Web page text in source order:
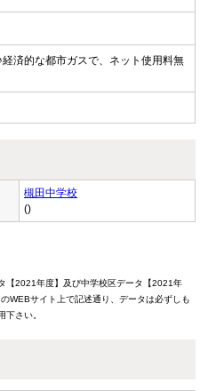
済的な都市ガスで、ネット使用料無
槻田中学校
()
【2021年度】及び中学校区データ【2021年
WEBサイト上で記述通り、データは必ずしも
さい。